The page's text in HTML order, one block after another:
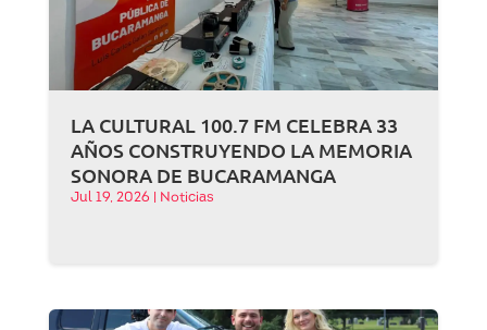
LA CULTURAL 100.7 FM CELEBRA 33
AÑOS CONSTRUYENDO LA MEMORIA
SONORA DE BUCARAMANGA
Jul 19, 2026 Noticias